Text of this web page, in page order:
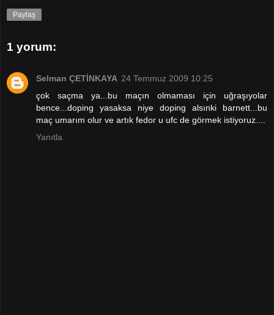
Paylaş
1 yorum:
Selman ÇETİNKAYA 24 Temmuz 2009 10:25
çok saçma ya...bu maçın olmaması için uğraşıyolar
bence...doping yasaksa niye doping alsınki barnett...bu
maç umarım olur ve artık fedor u ufc de görmek istiyoruz....
Yanıtla